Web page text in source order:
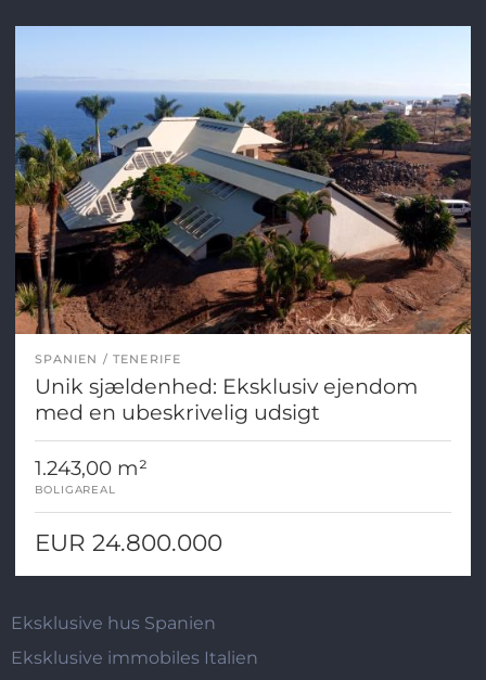
SPANIEN TENERIFE
Unik sjældenhed: Eksklusiv ejendom
med en ubeskrivelig udsigt
1.243,00 m²
BOLIGAREAL
EUR 24.800.000
Eksklusive hus Spanien
Eksklusive immobiles Italien